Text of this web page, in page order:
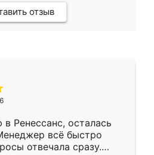
отзыв
Ренессанс, осталась
всё быстро
отвечала сразу.